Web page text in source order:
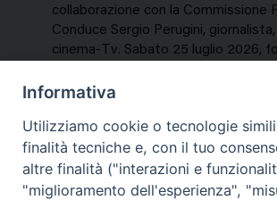
collaborazione con la Commissione
Conduce Sergio Perugini,
cinema-Tv. Sabato 25 luglio 2026,
NEWS, PERCORSI TEMATICI
Mercoledì 29 Luglio 2026
Informativa
Utilizziamo cookie o tecnologie
finalità tecniche e, con il tuo
altre finalità ("interazioni e
"miglioramento dell'esperienza",